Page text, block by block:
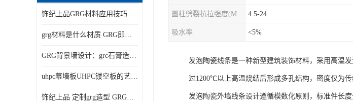
饰纪上品GRG材料应用技巧 如何在工程中实现装饰效果
grg材料是什么材质 GRG即玻璃纤维增强石膏
GRG背景墙设计：grc石膏造型的创意灵感集
uhpc幕墙板UHPC镂空板的艺术：UHPC材质的革新力量
饰纪上品 定制grg造型 GRG吊材料特性与厚度
圆柱劈裂抗拉强度(MPa) 4.5-24
吸水率 <5%
发泡陶瓷线条是一种新型建筑装饰材料，采用高温
过1200℃以上高温烧结后形成多孔结构，密度仅为传
发泡陶瓷外墙线条设计遵循模数化原则，标准件长